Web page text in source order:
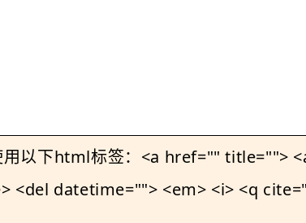
用以下html标签：<a href="" title="">
<del datetime=""> <em> <i> <q